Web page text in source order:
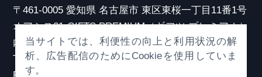
〒461-0005 愛知県 名古屋市 東区東桜一丁目11番1号
オアシス21 GIFTS PREMIUM（ギフツ プレミアム）
内
TEL：052-253-6185
当サイトでは、利便性の向上と利用状況の解
析、広告配信のためにCookieを使用していま
す。